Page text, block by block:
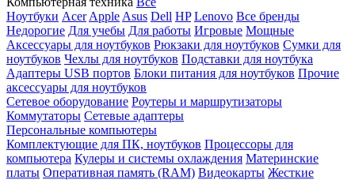
Ноутбуки Acer Apple Asus Dell HP Lenovo Все бренды
Недорогие Для учебы Для работы Игровые Мощные
Аксессуары для ноутбуков Рюкзаки для ноутбуков Сумки для
ноутбуков Чехлы для ноутбуков Подставки для ноутбука
Адаптеры USB портов Блоки питания для ноутбуков Прочие
аксессуары для ноутбуков
Сетевое оборудование Роутеры и маршрутизаторы
Коммутаторы Сетевые адаптеры
Персональные компьютеры
Комплектующие для ПК, ноутбуков Процессоры для
компьютера Кулеры и системы охлаждения Материнские
платы Оперативная память (RAM) Видеокарты Жесткие